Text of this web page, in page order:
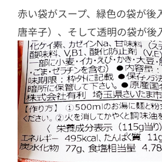
赤い袋がスープ、緑色の袋が後
唐辛子）、そして透明の袋が後